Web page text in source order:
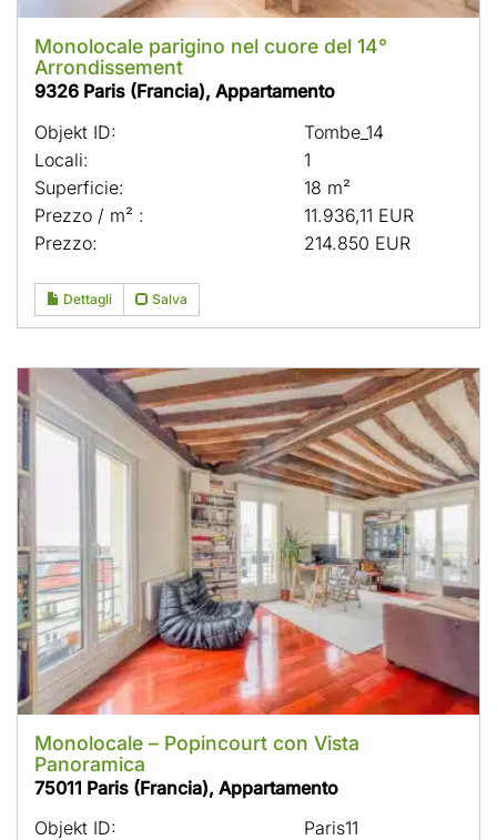
Monolocale parigino nel cuore del 14°
Arrondissement
9326 Paris (Francia), Appartamento
Objekt ID:
Tombe_14
Locali:
1
Superficie:
18 m²
Prezzo / m² :
11.936,11 EUR
Prezzo:
214.850 EUR
Dettagli Salva
Monolocale – Popincourt con Vista
Panoramica
75011 Paris (Francia), Appartamento
Objekt ID:
Paris11